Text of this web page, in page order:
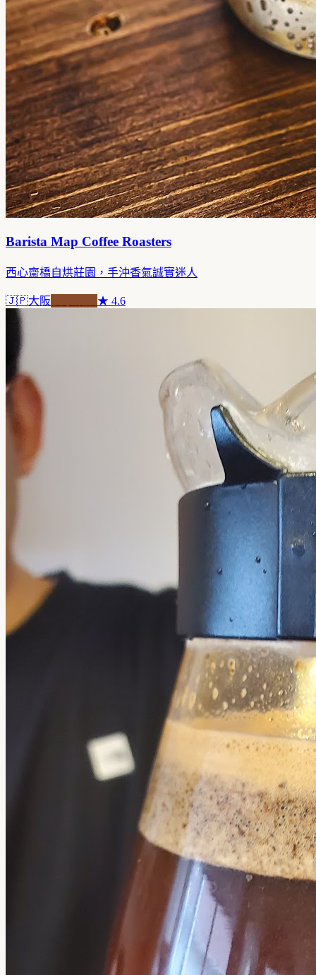
Barista Map Coffee Roasters
西心齋橋自烘莊園，手沖香氣誠實迷人
🇯🇵大阪 ★ 4.6